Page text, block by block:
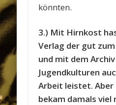
könnten.
3.) Mit Hirnkost
Verlag der gut
und mit dem
Jugendkulturen
Arbeit leistet. Aber
bekam damals viel